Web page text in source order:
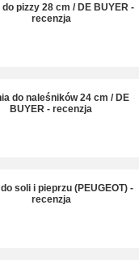
do pizzy 28 cm / DE BUYER -
recenzja
do naleśników 24 cm / DE
BUYER - recenzja
do soli i pieprzu (PEUGEOT) -
recenzja